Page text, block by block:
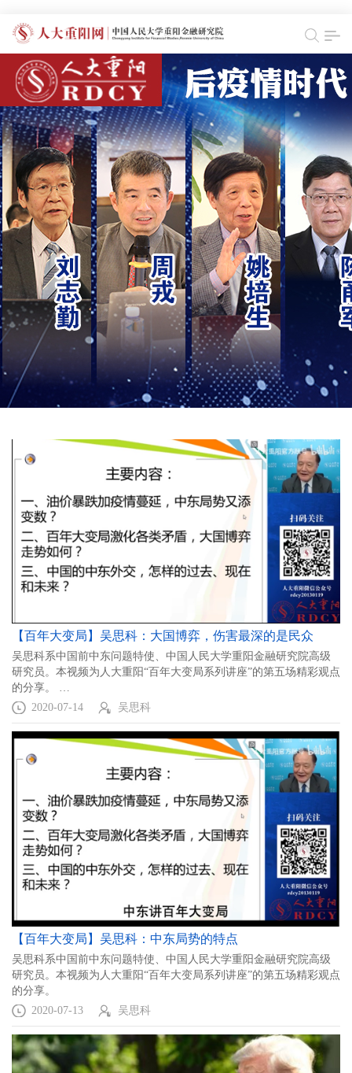
【百年大变局】吴思科：大国博弈，伤害最深的是民众
吴思科系中国前中东问题特使、中国人民大学重阳金融研究院高级
研究员。本视频为人大重阳“百年大变局系列讲座”的第五场精彩观点
的分享。
2020-07-14
吴思科
【百年大变局】吴思科：中东局势的特点
吴思科系中国前中东问题特使、中国人民大学重阳金融研究院高级
研究员。本视频为人大重阳“百年大变局系列讲座”的第五场精彩观点
的分享。
2020-07-13
吴思科